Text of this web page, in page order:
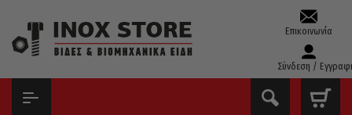
Επικοινωνία
Σύνδεση /